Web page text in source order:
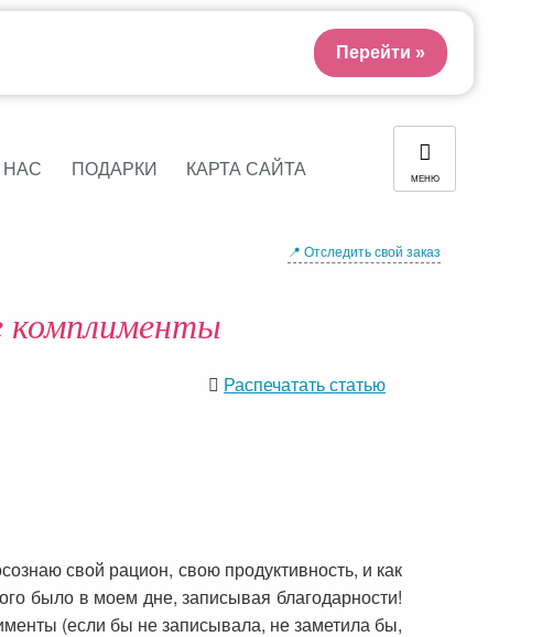
ПОДАРКИ КАРТА САЙТА МЕНЮ
📍 Отследить свой заказ
Распечатать статью
свой рацион, свою продуктивность, и как
было в моем дне, записывая благодарности!
(если бы не записывала, не заметила бы,
Перейти »